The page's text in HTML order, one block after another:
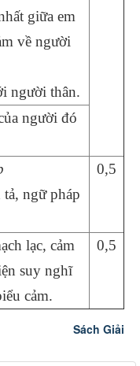
giữa em
về người
người thân.
người đó
ngữ pháp
0,5
lạc, cảm
suy nghĩ
cảm.
0,5
Sách Giải